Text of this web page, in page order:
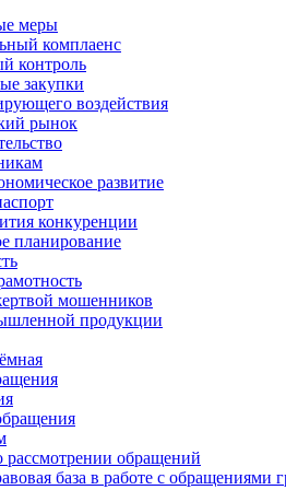
меры
комплаенс
контроль
закупки
воздействия
рынок
развитие
конкуренции
планирование
мошенников
продукции
обращений
база в работе с обращениями